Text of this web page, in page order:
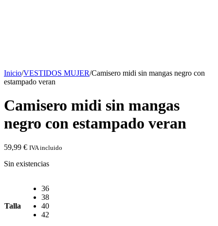
Inicio/VESTIDOS MUJER/Camisero midi sin mangas negro con
estampado veran
Camisero midi sin mangas
negro con estampado veran
59,99 € IVA incluido
Sin existencias
Talla
36
38
40
42